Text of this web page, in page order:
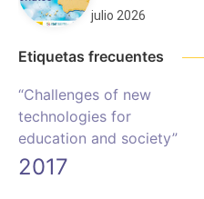
julio 2026
Etiquetas frecuentes
“Challenges of new
technologies for
education and society”
2017